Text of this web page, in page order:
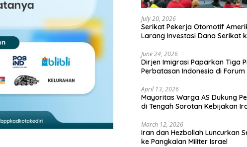
July 20, 2026
Serikat Pekerja Otomotif
Larang Investasi Dana Serikat
June 24, 2026
Dirjen Imigrasi Paparkan Tiga
Perbatasan Indonesia di Forum
April 13, 2026
Mayoritas Warga AS Dukung
di Tengah Sorotan Kebijakan
March 12, 2026
Iran dan Hezbollah Luncurkan
ke Pangkalan Militer Israel